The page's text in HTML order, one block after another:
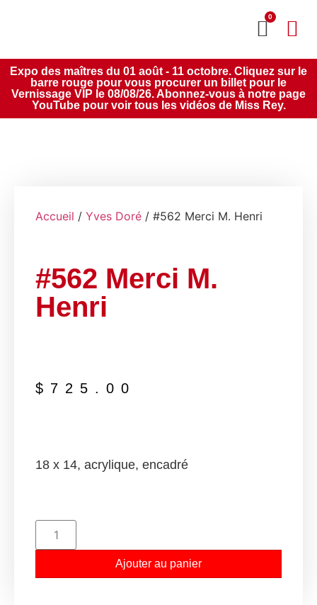
0
Expo des maîtres du 01 août - 11 octobre. Cliquez sur le
barre rouge pour vous procurer un billet pour le
Vernissage VIP le 08/08/26. Abonnez-vous à notre page
YouTube pour voir tous les vidéos de Miss Rey.
Accueil / Yves Doré / #562 Merci M. Henri
#562 Merci M.
Henri
$ 725.00
18 x 14, acrylique, encadré
Ajouter au panier